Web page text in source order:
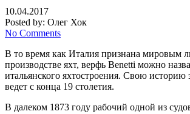
10.04.2017
Posted by: Олег Хок
No Comments
В то время как Италия признана мировым
производстве яхт, верфь Benetti можно
итальянского яхтостроения. Свою историю
ведет с конца 19 столетия.
В далеком 1873 году рабочий одной из